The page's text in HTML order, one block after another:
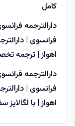
کامل
دارالترجمه
فرانسوی |
اهواز | ترجمه
دارالترجمه
فرانسوی |
اهواز | با لگالایز